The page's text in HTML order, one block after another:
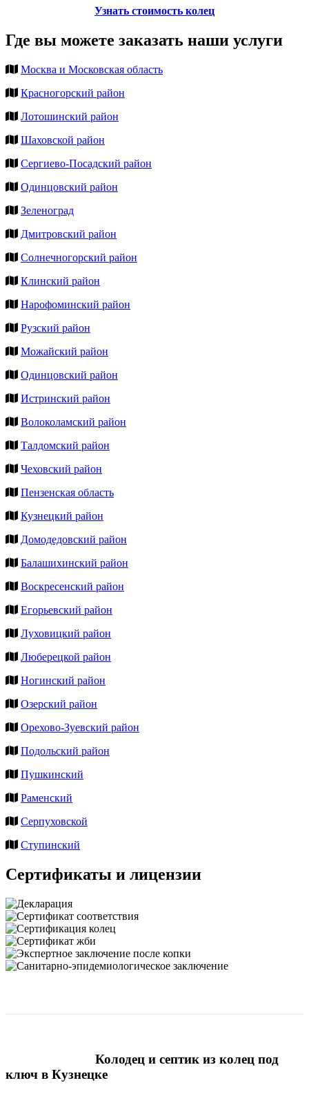
Узнать стоимость колец
Где вы можете заказать наши услуги
Москва и Московская область
Красногорский район
Лотошинский район
Шаховской район
Сергиево-Посадский район
Одинцовский район
Зеленоград
Дмитровский район
Солнечногорский район
Клинский район
Нарофоминский район
Рузский район
Можайский район
Одинцовский район
Истринский район
Волоколамский район
Талдомский район
Чеховский район
Пензенская область
Кузнецкий район
Домодедовский район
Балашихинский район
Воскресенский район
Егорьевский район
Луховицкий район
Люберецкой район
Ногинский район
Озерский район
Орехово-Зуевский район
Подольский район
Пушкинский
Раменский
Серпуховской
Ступинский
Сертификаты и лицензии
Колодец и септик из колец под
ключ в Кузнецке